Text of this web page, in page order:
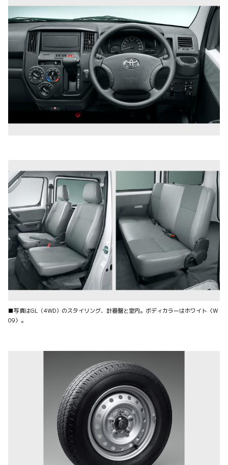
■写真はGL（4WD）のスタイリング、計器盤と室内。ボディカラーはホワイト〈W
09〉。